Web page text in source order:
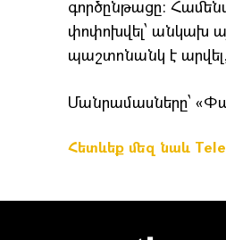
գործընթացը:
փոփոխվել՝ անկախ
պաշտոնանկ է
Մանրամասները՝
Հետևեք մեզ նաև